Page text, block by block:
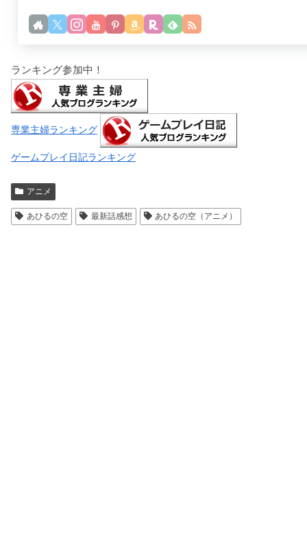
ランキング参加中！
専業主婦ランキング
ゲームプレイ日記ランキング
アニメ
あひるの空 最新話感想 あひるの空（アニメ）